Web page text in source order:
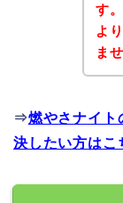
す
よ
ま
⇒燃やさナイト
決したい方はこ